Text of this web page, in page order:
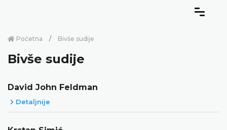
Početna Bivše sudije
Bivše sudije
David John Feldman
Detaljnije